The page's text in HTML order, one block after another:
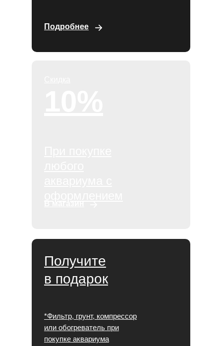
Получите
в подарок
*Фильтр, грунт, компрессор
или обогреватель при
покупке аквариума
Подробнее